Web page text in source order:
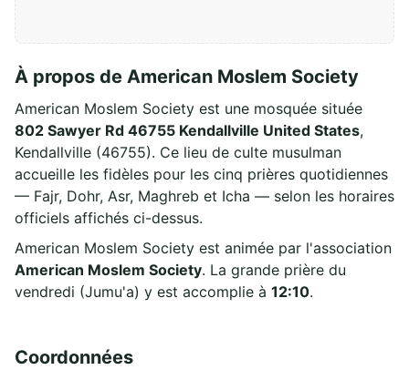
À propos de American Moslem Society
American Moslem Society est une mosquée située
802 Sawyer Rd 46755 Kendallville United States,
Kendallville (46755). Ce lieu de culte musulman
accueille les fidèles pour les cinq prières quotidiennes
— Fajr, Dohr, Asr, Maghreb et Icha — selon les horaires
officiels affichés ci-dessus.
American Moslem Society est animée par l'association
American Moslem Society. La grande prière du
vendredi (Jumu'a) y est accomplie à 12:10.
Coordonnées